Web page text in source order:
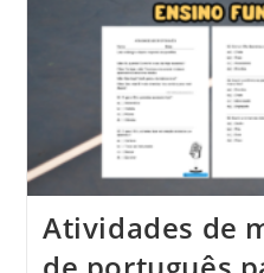
Atividades de